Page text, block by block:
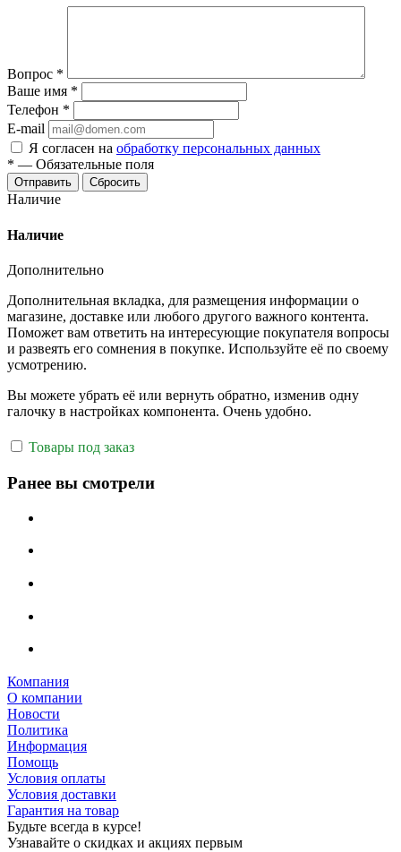
Вопрос *
Ваше имя *
Телефон *
E-mail
Я согласен на обработку персональных данных
* — Обязательные поля
Отправить Сбросить
Наличие
Наличие
Дополнительно
Дополнительная вкладка, для размещения информации о
магазине, доставке или любого другого важного контента.
Поможет вам ответить на интересующие покупателя вопросы
и развеять его сомнения в покупке. Используйте её по своему
усмотрению.
Вы можете убрать её или вернуть обратно, изменив одну
галочку в настройках компонента. Очень удобно.
Товары под заказ
Ранее вы смотрели
Компания
О компании
Новости
Политика
Информация
Помощь
Условия оплаты
Условия доставки
Гарантия на товар
Будьте всегда в курсе!
Узнавайте о скидках и акциях первым